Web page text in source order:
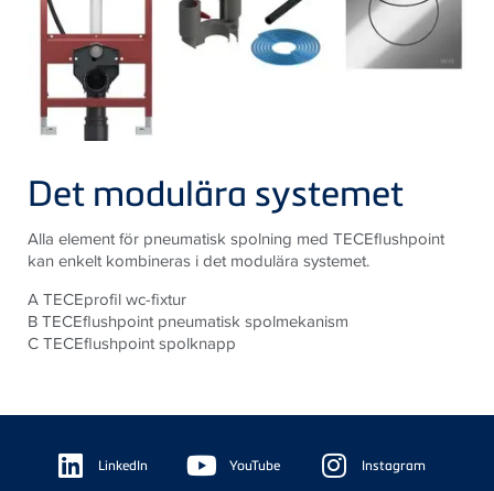
Det modulära systemet
Alla element för pneumatisk spolning med TECEflushpoint
kan enkelt kombineras i det modulära systemet.
A TECEprofil wc-fixtur
B TECEflushpoint pneumatisk spolmekanism
C TECEflushpoint spolknapp
Floating
Sidebar LinkedIn YouTube Instagram